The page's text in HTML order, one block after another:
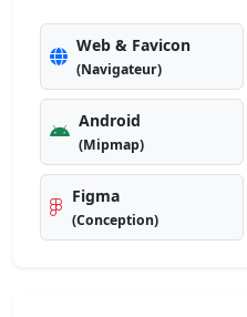
Web & Favicon
(Navigateur)
Android
(Mipmap)
Figma
(Conception)